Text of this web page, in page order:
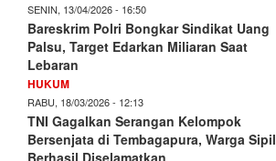
SENIN, 13/04/2026 - 16:50
Bareskrim Polri Bongkar Sindikat Uang
Palsu, Target Edarkan Miliaran Saat
Lebaran
HUKUM
RABU, 18/03/2026 - 12:13
TNI Gagalkan Serangan Kelompok
Bersenjata di Tembagapura, Warga Sipil
Berhasil Diselamatkan